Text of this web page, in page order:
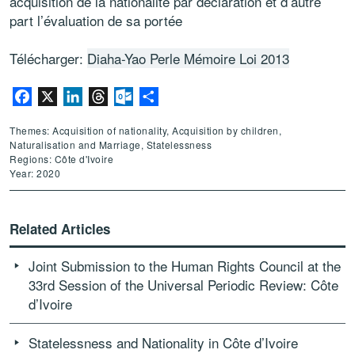
part l’évaluation de sa portée
Télécharger: Diaha-Yao Perle Mémoire Loi 2013
Facebook LinkedInThreadsOutlook.com
Themes: Acquisition of nationality, Acquisition by children,
Naturalisation and Marriage, Statelessness
Regions: Côte d'Ivoire
Year: 2020
Related Articles
Joint Submission to the Human Rights Council at the
33rd Session of the Universal Periodic Review: Côte
d’Ivoire
Statelessness and Nationality in Côte d’Ivoire